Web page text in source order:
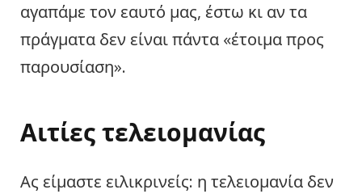
αγαπάμε τον εαυτό μας, έστω κι αν τα
πράγματα δεν είναι πάντα «έτοιμα προς
παρουσίαση».
Αιτίες τελειομανίας
Ας είμαστε ειλικρινείς: η τελειομανία δεν